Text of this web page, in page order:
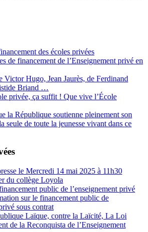
des écoles privées
de financement de l’Enseignement privé en
Victor Hugo, Jean Jaurès, de Ferdinand
Briand …
privée, ça suffit ! Que vive l’École
la République soutienne pleinement son
seule de toute la jeunesse vivant dans ce
le Mercredi 14 mai 2025 à 11h30
du collège Loyola
public de l’enseignement privé
sur le financement public de
sous contrat
Laïque, contre la Laïcité, La Loi
de la Reconquista de l’Enseignement